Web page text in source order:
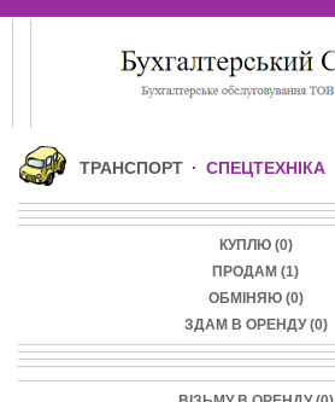
ТРАНСПОРТ · СПЕЦТЕХНІКА
КУПЛЮ (0)
ПРОДАМ (1)
ОБМІНЯЮ (0)
ЗДАМ В ОРЕНДУ (0)